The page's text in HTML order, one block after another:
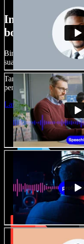
Ini hanya
boleh buat di
Bina suara latar, tambah
suara anda, untuk projek
Tanpa keluk
pencipta boleh
Lancarkan Studio